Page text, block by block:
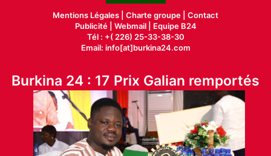
Mentions Légales | Charte groupe | Contact
Publicité| Webmail |
Equipe B24
Tél : +( 226) 25-33-38-30
Email: info[at]burkina24.com
Burkina 24 : 17 Prix Galian remportés